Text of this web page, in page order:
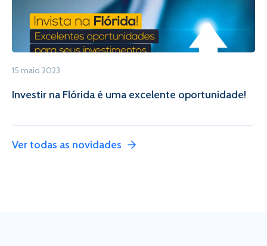
15 maio 2023
Investir na Flórida é uma excelente oportunidade!
Ver todas as novidades